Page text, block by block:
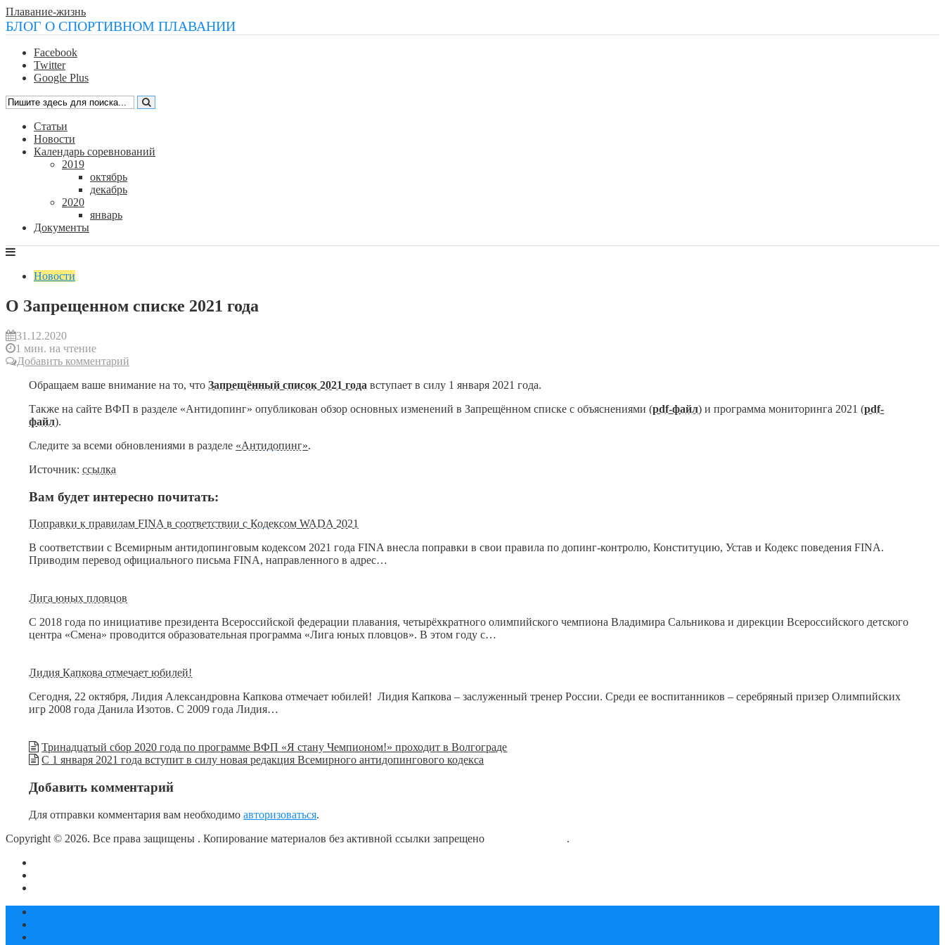
Плавание-жизнь
БЛОГ О СПОРТИВНОМ ПЛАВАНИИ
Facebook
Twitter
Google Plus
Статьи
Новости
Календарь соревнований
2019
октябрь
декабрь
2020
январь
Документы
Новости
О Запрещенном списке 2021 года
31.12.2020
1 мин. на чтение
Добавить комментарий
Обращаем ваше внимание на то, чтоЗапрещённый список 2021 года вступает в силу 1 января 2021 года.
Также на сайте ВФП в разделе «Антидопинг» опубликован обзор основных изменений в Запрещённом списке с объяснениями (pdf-файл) и программа мониторинга 2021 (pdf-
файл).
Следите за всеми обновлениями в разделе «Антидопинг».
Источник:ссылка
Вам будет интересно почитать:
Поправки к правилам FINA в соответствии с Кодексом WADA 2021
В соответствии c Всемирным антидопинговым кодексом 2021 года FINA внесла поправки в свои правила по допинг-контролю, Конституцию, Устав и Кодекс поведения FINA.
Приводим перевод официального письма FINA, направленного в адрес…
Лига юных пловцов
С 2018 года по инициативе президента Всероссийской федерации плавания, четырёхкратного олимпийского чемпиона Владимира Сальникова и дирекции Всероссийского детского
центра «Смена» проводится образовательная программа «Лига юных пловцов». В этом году с…
Лидия Капкова отмечает юбилей!
Сегодня, 22 октября, Лидия Александровна Капкова отмечает юбилей! Лидия Капкова – заслуженный тренер России. Среди ее воспитанников – серебряный призер Олимпийских
игр 2008 года Данила Изотов. С 2009 года Лидия…
Тринадцатый сбор 2020 года по программе ВФП «Я стану Чемпионом!» проходит в Волгограде
С 1 января 2021 года вступит в силу новая редакция Всемирного антидопингового кодекса
Добавить комментарий
Для отправки комментария вам необходимоавторизоваться.
Copyright © 2026. Все права защищены . Копирование материалов без активной ссылки запрещено
.